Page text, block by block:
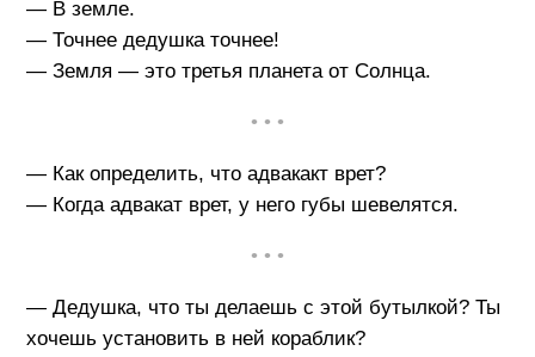
— В земле.
— Точнее дедушка точнее!
— Земля — это третья планета от Солнца.
• • •
— Как определить, что адвакакт врет?
— Когда адвакат врет, у него губы шевелятся.
• • •
— Дедушка, что ты делаешь с этой бутылкой? Ты
хочешь установить в ней кораблик?